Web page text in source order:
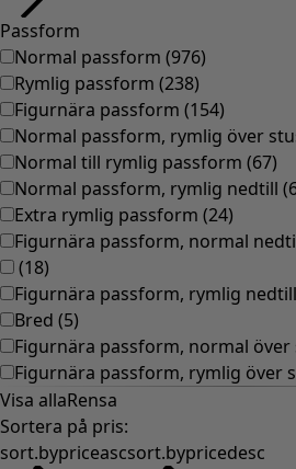
Passform
Normal passform (976)
Rymlig passform (238)
Figurnära passform (154)
Normal passform, rymlig över
Normal till rymlig passform (67)
Normal passform, rymlig nedtill (
Extra rymlig passform (24)
Figurnära passform, normal
(18)
Figurnära passform, rymlig nedtill
Bred (5)
Figurnära passform, normal över
Figurnära passform, rymlig över
Visa allaRensa
Sortera på pris:
sort.bypriceascsort.bypricedesc